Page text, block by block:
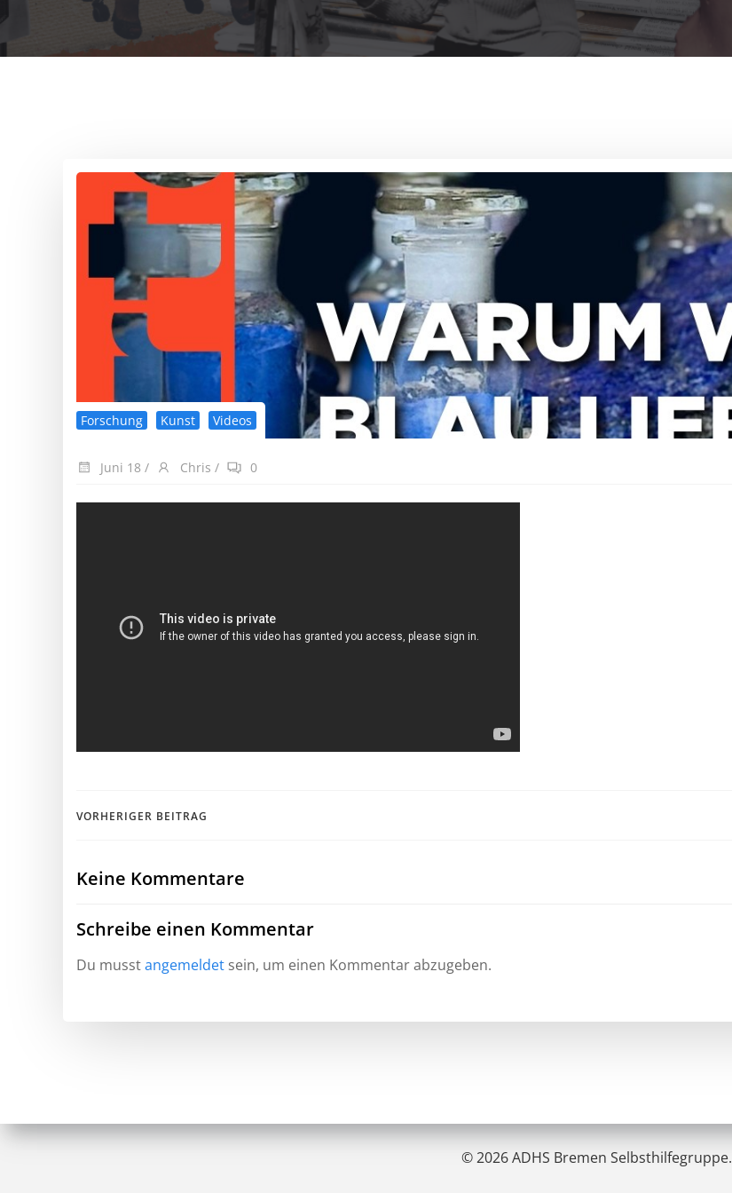
Forschung Kunst Videos
Juni 18 / Chris / 0
Beitragsnavigation
VORHERIGER BEITRAG
Keine Kommentare
Schreibe einen Kommentar
Du musstangemeldet sein, um einen Kommentar abzugeben.
© 2026 ADHS Bremen Selbsthilfegruppe.